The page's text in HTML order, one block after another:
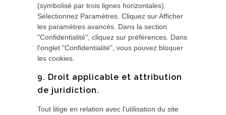
(symbolisé par trois lignes horizontales).
Sélectionnez Paramètres. Cliquez sur Afficher
les paramètres avancés. Dans la section
"Confidentialité", cliquez sur préférences. Dans
l'onglet "Confidentialité", vous pouvez bloquer
les cookies.
9. Droit applicable et attribution
de juridiction.
Tout litige en relation avec l’utilisation du site